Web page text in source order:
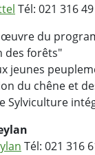
Tél: 021 316
œuvre du
des forêts"
jeunes
du chêne et
Sylviculture
Tél: 021 316